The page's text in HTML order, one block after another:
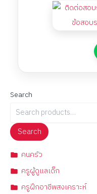
Search
Search
คนครัว
ครูผู้ดูแลเด็ก
ครูฝึกอาชีพสงเคราะห์